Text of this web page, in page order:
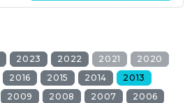
2023 2022 2021
2020
2016 2015 2014
2013
2009 2008 2007 2006